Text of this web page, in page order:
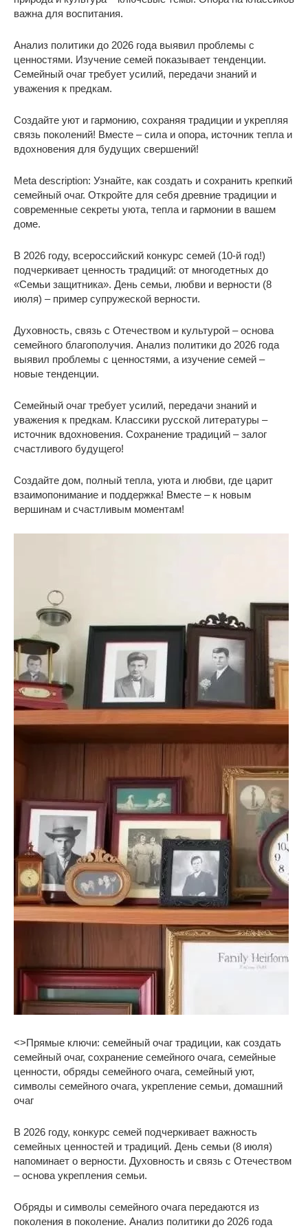
важна для воспитания.
Анализ политики до 2026 года выявил проблемы с
ценностями. Изучение семей показывает тенденции.
Семейный очаг требует усилий, передачи знаний и
уважения к предкам.
Создайте уют и гармонию, сохраняя традиции и укрепляя
связь поколений! Вместе – сила и опора, источник тепла и
вдохновения для будущих свершений!
Meta description: Узнайте, как создать и сохранить крепкий
семейный очаг. Откройте для себя древние традиции и
современные секреты уюта, тепла и гармонии в вашем
доме.
В 2026 году, всероссийский конкурс семей (10-й год!)
подчеркивает ценность традиций: от многодетных до
«Семьи защитника». День семьи, любви и верности (8
июля) – пример супружеской верности.
Духовность, связь с Отечеством и культурой – основа
семейного благополучия. Анализ политики до 2026 года
выявил проблемы с ценностями, а изучение семей –
новые тенденции.
Семейный очаг требует усилий, передачи знаний и
уважения к предкам. Классики русской литературы –
источник вдохновения. Сохранение традиций – залог
счастливого будущего!
Создайте дом, полный тепла, уюта и любви, где царит
взаимопонимание и поддержка! Вместе – к новым
вершинам и счастливым моментам!
<>Прямые ключи: семейный очаг традиции, как создать
семейный очаг, сохранение семейного очага, семейные
ценности, обряды семейного очага, семейный уют,
символы семейного очага, укрепление семьи, домашний
очаг
В 2026 году, конкурс семей подчеркивает важность
семейных ценностей и традиций. День семьи (8 июля)
напоминает о верности. Духовность и связь с Отечеством
– основа укрепления семьи.
Обряды и символы семейного очага передаются из
поколения в поколение. Анализ политики до 2026 года